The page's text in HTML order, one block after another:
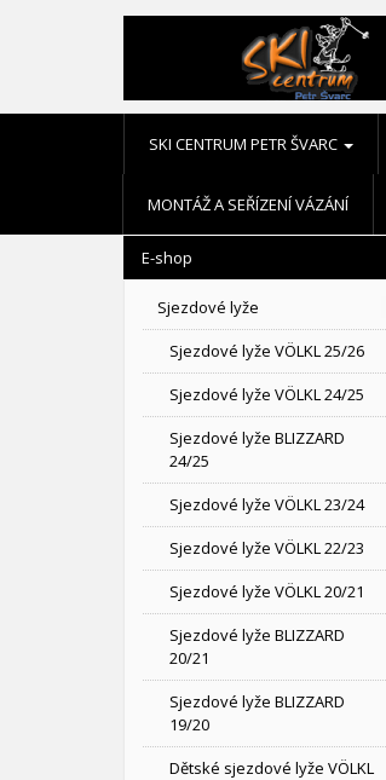
SKI CENTRUM PETR ŠVARC
MONTÁŽ A SEŘÍZENÍ VÁZÁNÍ
E-shop
Sjezdové lyže
Sjezdové lyže VÖLKL 25/26
Sjezdové lyže VÖLKL 24/25
Sjezdové lyže BLIZZARD
24/25
Sjezdové lyže VÖLKL 23/24
Sjezdové lyže VÖLKL 22/23
Sjezdové lyže VÖLKL 20/21
Sjezdové lyže BLIZZARD
20/21
Sjezdové lyže BLIZZARD
19/20
Dětské sjezdové lyže VÖLKL